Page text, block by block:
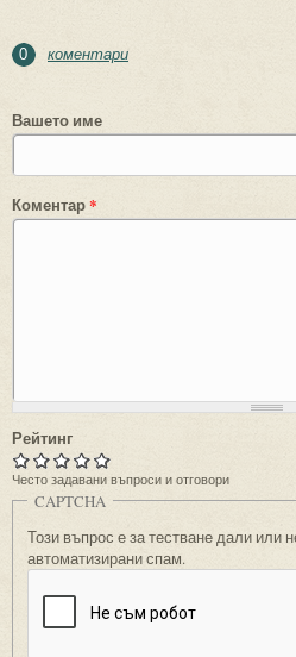
0 коментари
Вашето име
Коментар*
Рейтинг
Често задавани въпроси и отговори
CAPTCHA
Този въпрос е за тестване дали или
автоматизирани спам.